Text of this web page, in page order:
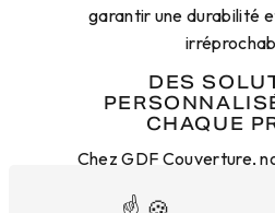
garantir une durabilité
DES
CHAQUE
Chez GDF Couverture,
importance particulière à